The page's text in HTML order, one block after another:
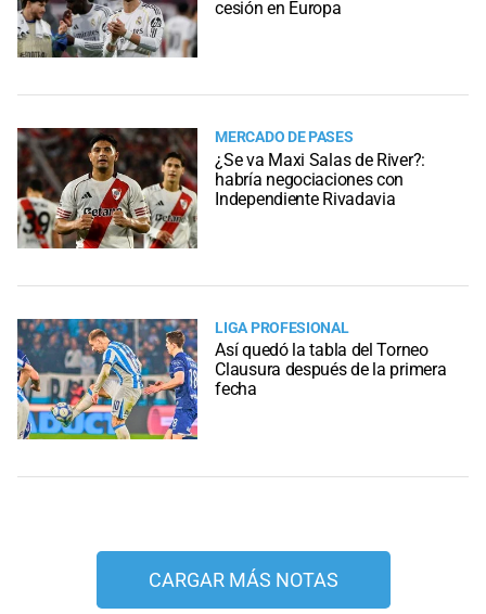
cesión en Europa
MERCADO DE PASES
¿Se va Maxi Salas de River?:
habría negociaciones con
Independiente Rivadavia
LIGA PROFESIONAL
Así quedó la tabla del Torneo
Clausura después de la primera
fecha
CARGAR MÁS NOTAS